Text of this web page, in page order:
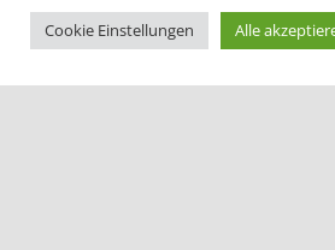
Cookie Einstellungen Alle